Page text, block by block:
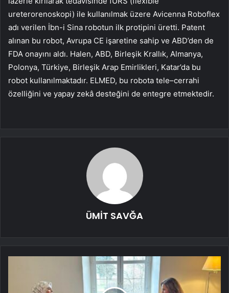
ureterorenoskopi) ile kullanılmak üzere Avicenna Roboflex
adı verilen İbn-i Sina robotun ilk protipini üretti. Patent
alınan bu robot, Avrupa CE işaretine sahip ve ABD’den de
FDA onayını aldı. Halen, ABD, Birleşik Krallık, Almanya,
Polonya, Türkiye, Birleşik Arap Emirlikleri, Katar’da bu
robot kullanılmaktadır. ELMED, bu robota tele–cerrahi
özelliğini ve yapay zekâ desteğini de entegre etmektedir.
ÜMİT SAVĞA